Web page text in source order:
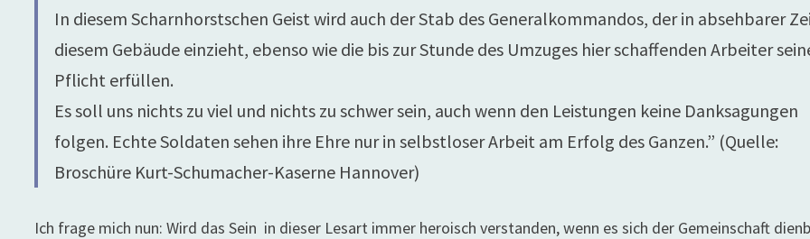
In diesem Scharnhorstschen Geist wird auch der Stab des Generalkommandos, der in absehbarer
diesem Gebäude einzieht, ebenso wie die bis zur Stunde des Umzuges hier schaffenden Arbeiter
Pflicht erfüllen.
Es soll uns nichts zu viel und nichts zu schwer sein, auch wenn den Leistungen keine Danksagungen
folgen. Echte Soldaten sehen ihre Ehre nur in selbstloser Arbeit am Erfolg des Ganzen.” (Quelle:
Broschüre Kurt-Schumacher-Kaserne Hannover)
Ich frage mich nun: Wird das Sein in dieser Lesart immer heroisch verstanden, wenn es sich der Gemeinschaft